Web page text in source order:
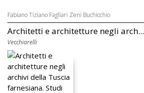
Fabiano Tiziano Fagliari Zeni Buchicchio
Architetti e architetture negli arch...
Vecchiarelli